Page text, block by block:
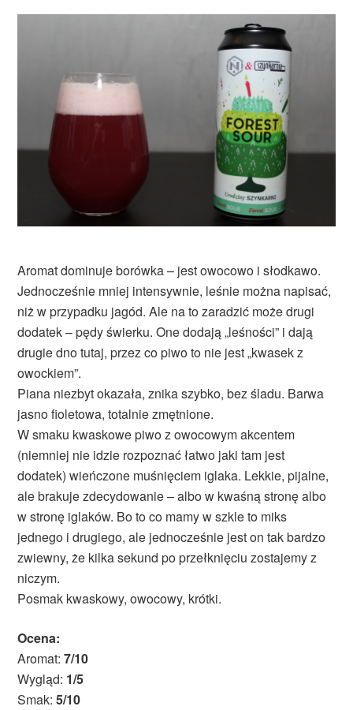
Aromat dominuje borówka – jest owocowo i słodkawo.
Jednocześnie mniej intensywnie, leśnie można napisać,
niż w przypadku jagód. Ale na to zaradzić może drugi
dodatek – pędy świerku. One dodają „leśności” i dają
drugie dno tutaj, przez co piwo to nie jest „kwasek z
owockiem”.
Piana niezbyt okazała, znika szybko, bez śladu. Barwa
jasno fioletowa, totalnie zmętnione.
W smaku kwaskowe piwo z owocowym akcentem
(niemniej nie idzie rozpoznać łatwo jaki tam jest
dodatek) wieńczone muśnięciem iglaka. Lekkie, pijalne,
ale brakuje zdecydowanie – albo w kwaśną stronę albo
w stronę iglaków. Bo to co mamy w szkle to miks
jednego i drugiego, ale jednocześnie jest on tak bardzo
zwiewny, że kilka sekund po przełknięciu zostajemy z
niczym.
Posmak kwaskowy, owocowy, krótki.
Ocena:
Aromat:7/10
Wygląd: 1/5
Smak:5/10